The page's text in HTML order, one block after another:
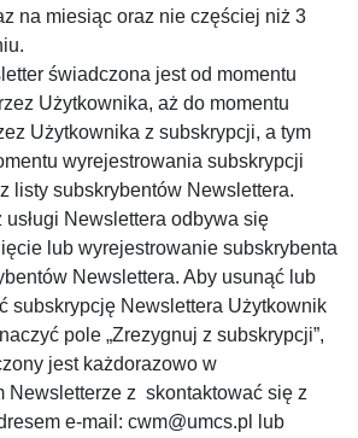
na miesiąc oraz nie częściej niż 3
świadczona jest od momentu
Użytkownika, aż do momentu
Użytkownika z subskrypcji, a tym
wyrejestrowania subskrypcji
listy subskrybentów Newslettera.
usługi Newslettera odbywa się
lub wyrejestrowanie subskrybenta
Newslettera. Aby usunąć lub
subskrypcję Newslettera Użytkownik
pole „Zrezygnuj z subskrypcji”,
jest każdorazowo w
Newsletterze z skontaktować się z
e-mail: cwm@umcs.pl lub